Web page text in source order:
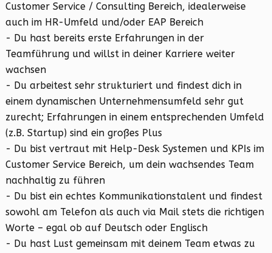
Customer Service / Consulting Bereich, idealerweise
auch im HR-Umfeld und/oder EAP Bereich
- Du hast bereits erste Erfahrungen in der
Teamführung und willst in deiner Karriere weiter
wachsen
- Du arbeitest sehr strukturiert und findest dich in
einem dynamischen Unternehmensumfeld sehr gut
zurecht; Erfahrungen in einem entsprechenden Umfeld
(z.B. Startup) sind ein großes Plus
- Du bist vertraut mit Help-Desk Systemen und KPIs im
Customer Service Bereich, um dein wachsendes Team
nachhaltig zu führen
- Du bist ein echtes Kommunikationstalent und findest
sowohl am Telefon als auch via Mail stets die richtigen
Worte – egal ob auf Deutsch oder Englisch
- Du hast Lust gemeinsam mit deinem Team etwas zu